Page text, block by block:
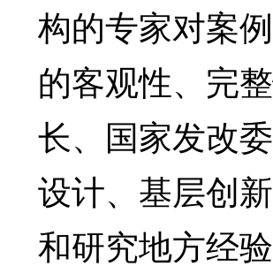
构的专家对案
的客观性、完
长、国家发改
设计、基层创
和研究地方经